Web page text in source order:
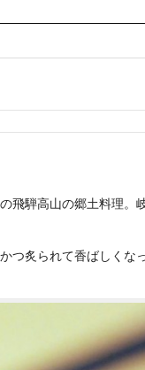
飛騨高山の郷土料理。
つ炙られて香ばしくな